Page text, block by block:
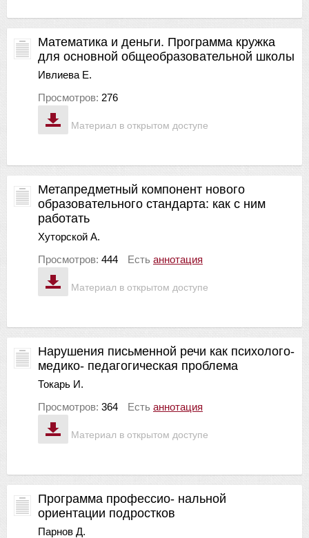
Материал в открытом доступе
Математика и деньги. Программа кружка
для основной общеобразовательной школы
Ивлиева Е.
Просмотров: 276
Материал в открытом доступе
Метапредметный компонент нового
образовательного стандарта: как с ним
работать
Хуторской А.
Просмотров: 444 Есть аннотация
Материал в открытом доступе
Нарушения письменной речи как психолого-
медико- педагогическая проблема
Токарь И.
Просмотров: 364 Есть аннотация
Программа профессио- нальной
ориентации подростков
Парнов Д.